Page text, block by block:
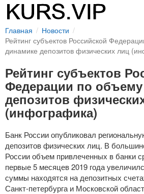
Главная
Новости
Рейтинг субъектов Российской
динамике депозитов физических лиц
Рейтинг субъектов
Федерации по
депозитов
(инфографика)
Банк России опубликовал
депозитов физических лиц. В
России объем привлеченных в банки
первые 5 месяцев 2019 года
суммы находятся на депозитных
Санкт-петербурга и Московской